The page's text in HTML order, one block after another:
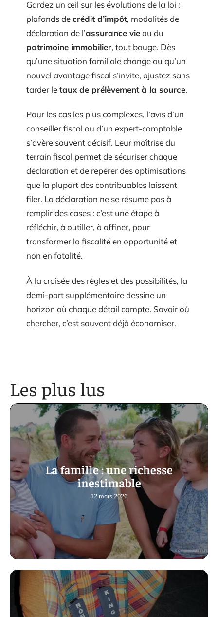
Gardez un œil sur les évolutions de la loi :
plafonds decrédit d’impôt, modalités de
déclaration de l’assurance vieou du
patrimoine immobilier, tout bouge. Dès
qu’une situation familiale change ou qu’un
nouvel avantage fiscal s’invite, ajustez sans
tarder letaux de prélèvement à la source.
Pour les cas les plus complexes, l’avis d’un
conseiller fiscal ou d’un expert-comptable
s’avère souvent décisif. Leur maîtrise du
terrain fiscal permet de sécuriser chaque
déclaration et de repérer des optimisations
que la plupart des contribuables laissent
filer. La déclaration ne se résume pas à
remplir des cases : c’est une étape à
réfléchir, à outiller, à affiner, pour
transformer la fiscalité en opportunité et
non en fatalité.
À la croisée des règles et des possibilités, la
demi-part supplémentaire dessine un
horizon où chaque détail compte. Savoir où
chercher, c’est souvent déjà économiser.
Les plus lus
La famille : une richesse
inestimable
12 mars 2026